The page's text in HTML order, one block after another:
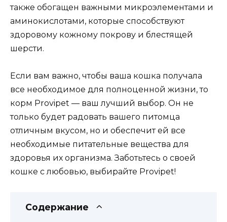
также обогащен важными микроэлементами и
аминокислотами, которые способствуют
здоровому кожному покрову и блестящей
шерсти.
Если вам важно, чтобы ваша кошка получала
все необходимое для полноценной жизни, то
корм Provipet — ваш лучший выбор. Он не
только будет радовать вашего питомца
отличным вкусом, но и обеспечит ей все
необходимые питательные вещества для
здоровья их организма. Заботьтесь о своей
кошке с любовью, выбирайте Provipet!
Содержание